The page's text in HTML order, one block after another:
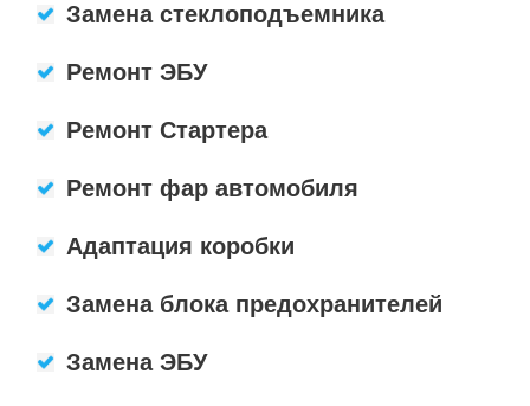
Замена стеклоподъемника
Ремонт ЭБУ
Ремонт Стартера
Ремонт фар автомобиля
Адаптация коробки
Замена блока предохранителей
Замена ЭБУ